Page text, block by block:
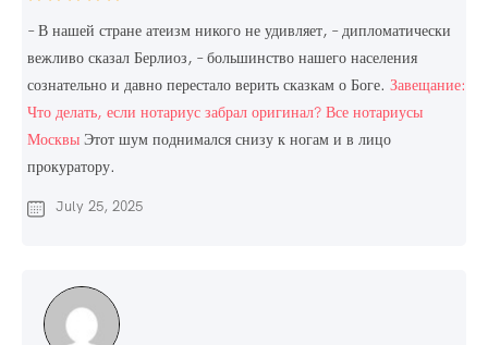
– В нашей стране атеизм никого не удивляет, – дипломатически
вежливо сказал Берлиоз, – большинство нашего населения
сознательно и давно перестало верить сказкам о Боге. Завещание:
Что делать, если нотариус забрал оригинал? Все нотариусы
Москвы Этот шум поднимался снизу к ногам и в лицо
прокуратору.
July 25, 2025